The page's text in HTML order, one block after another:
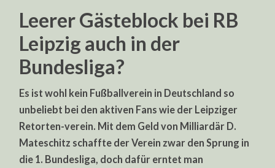
Leerer Gästeblock bei RB
Leipzig auch in der
Bundesliga?
Es ist wohl kein Fußballverein in Deutschland so
unbeliebt bei den aktiven Fans wie der Leipziger
Retorten-verein. Mit dem Geld von Milliardär D.
Mateschitz schaffte der Verein zwar den Sprung in
die 1. Bundesliga, doch dafür erntet man